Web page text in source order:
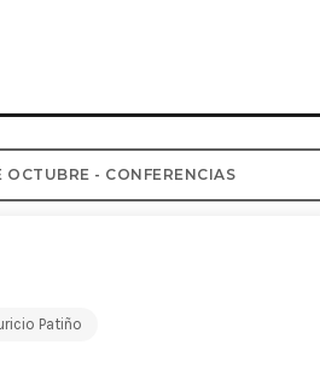
Enterprise
OCTUBRE - CONFERENCIAS
Patiño